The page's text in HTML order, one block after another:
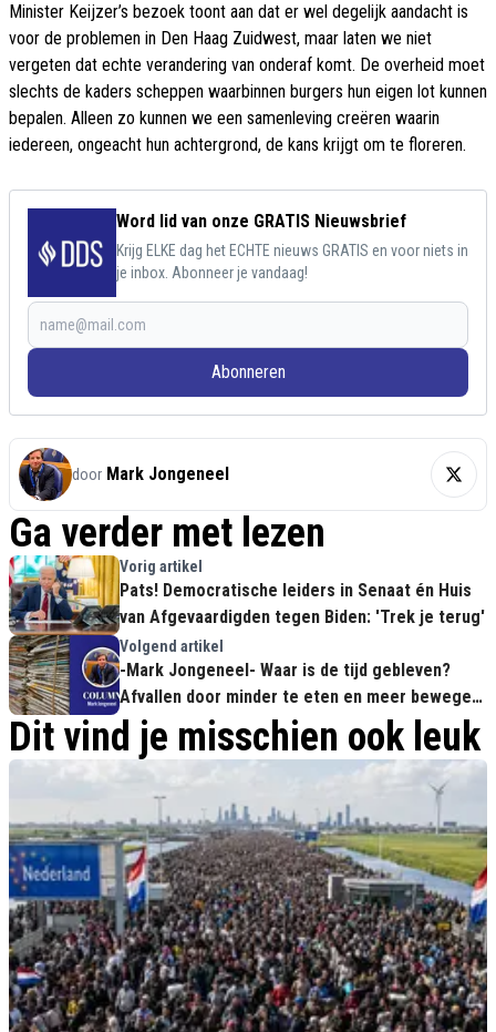
Minister Keijzer’s bezoek toont aan dat er wel degelijk aandacht is
voor de problemen in Den Haag Zuidwest, maar laten we niet
vergeten dat echte verandering van onderaf komt. De overheid moet
slechts de kaders scheppen waarbinnen burgers hun eigen lot kunnen
bepalen. Alleen zo kunnen we een samenleving creëren waarin
iedereen, ongeacht hun achtergrond, de kans krijgt om te floreren.
Word lid van onze GRATIS Nieuwsbrief
Krijg ELKE dag het ECHTE nieuws GRATIS en voor niets in
je inbox. Abonneer je vandaag!
Abonneren
door Mark Jongeneel
Ga verder met lezen
Vorig artikel
Pats! Democratische leiders in Senaat én Huis
van Afgevaardigden tegen Biden: 'Trek je terug'
Volgend artikel
-Mark Jongeneel- Waar is de tijd gebleven?
Afvallen door minder te eten en meer bewegen,
in plaats van dure medicijnen!
Dit vind je misschien ook leuk